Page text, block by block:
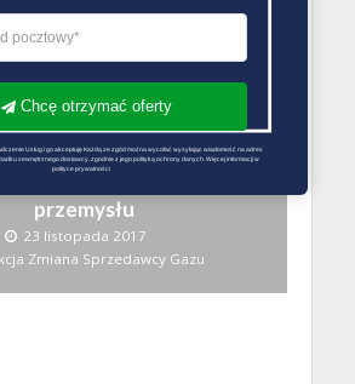
Zmiana Sprzedawcy Gazu
GAZ DLA FIRMY
przemysłu
23 listopada 2017
Zmiana Sprzedawcy Gazu
Chcę otrzymać oferty
Usług i go akceptuję Każdą ze zgód można wycofać wysyłając wiadomość na adres
zewnętrznego dostawcy, zgodnie z jego polityką ochrony danych. Więcej informacji w
polityce prywatności